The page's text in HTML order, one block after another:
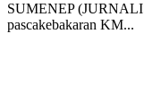
SUMENEP
pascakebakaran KM...